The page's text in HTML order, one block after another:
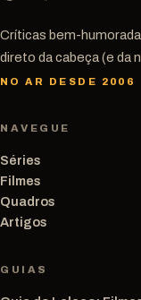
Críticas bem-
direto da cabeça (e da
NO AR DESDE 2006
NAVEGUE
Séries
Filmes
Quadros
Artigos
GUIAS